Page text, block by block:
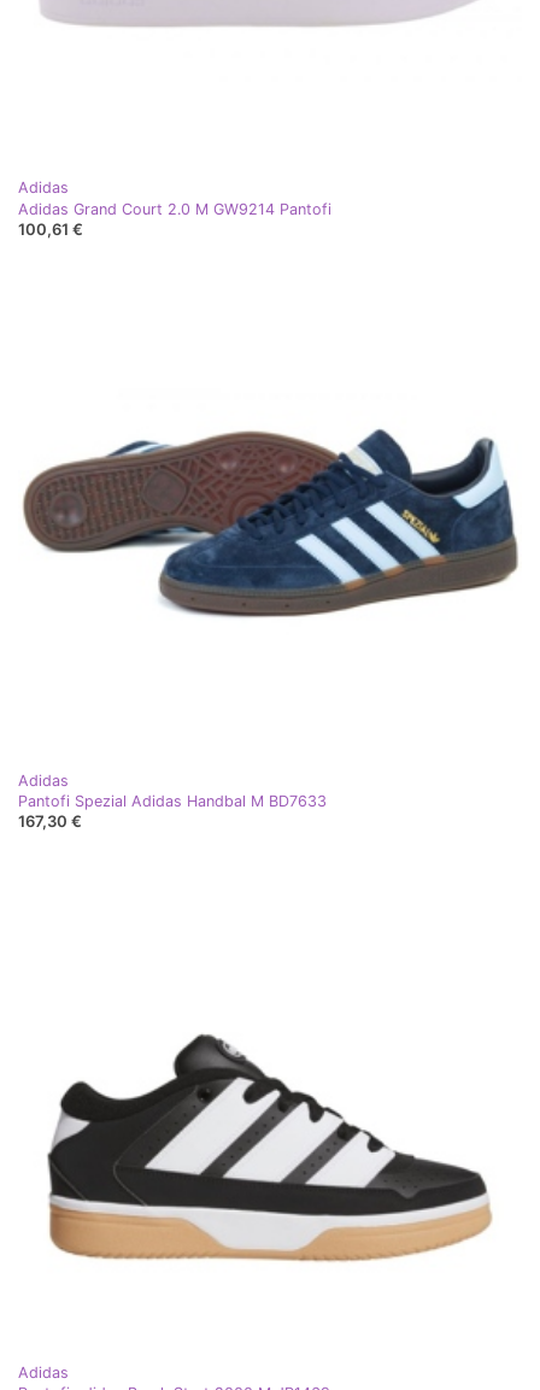
Adidas
Adidas Grand Court 2.0 M GW9214 Pantofi
100,61 €
Adidas
Pantofi Spezial Adidas Handbal M BD7633
167,30 €
Adidas